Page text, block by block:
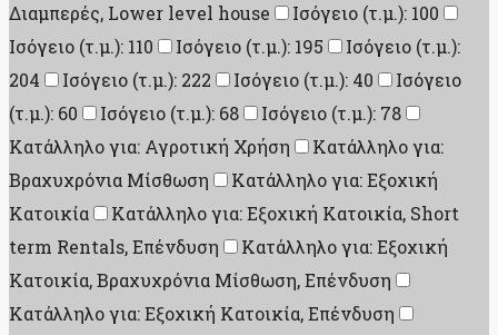
Διαμπερές, Lower level house
Ισόγειο (τ.μ.): 100
Ισόγειο (τ.μ.): 110
Ισόγειο (τ.μ.): 195
Ισόγειο (τ.μ.):
204
Ισόγειο (τ.μ.): 222 Ισόγειο (τ.μ.): 40
Ισόγειο
(τ.μ.): 60
Ισόγειο (τ.μ.): 68
Ισόγειο (τ.μ.): 78
Κατάλληλο για: Αγροτική Χρήση
Κατάλληλο για:
Βραχυχρόνια Μίσθωση
Κατάλληλο για: Εξοχική
Κατοικία
Κατάλληλο για: Εξοχική Κατοικία, Short
term Rentals, Επένδυση
Κατάλληλο για: Εξοχική
Κατοικία, Βραχυχρόνια Μίσθωση, Επένδυση
Κατάλληλο για: Εξοχική Κατοικία, Επένδυση